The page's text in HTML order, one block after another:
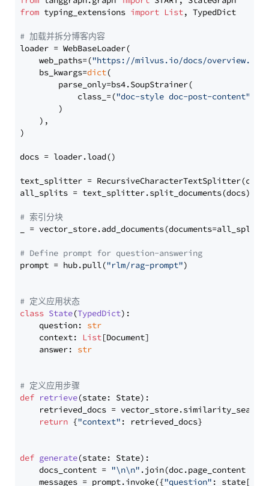
from typing_extensions import List, TypedDict
# 加载并拆分博客内容
loader = WebBaseLoader(
    web_paths=(
"https://milvus.io/docs/overview.md"
    bs_kwargs=
dict(
        parse_only=bs4.SoupStrainer(
            class_=(
"doc-style doc-post-content"
        )
    ),
)
docs = loader.load()
text_splitter =
all_splits = text_splitter.split_documents(docs)
# 索引分块
_ = vector_store.add_documents(documents=all_splits)
# Define prompt for question-answering
prompt = hub.pull("rlm/rag-prompt")
# 定义应用状态
class State(TypedDict):
    question:
str
    context:
List[Document]
    answer:
str
# 定义应用步骤
def retrieve(state: State):
retrieved_docs =
return {"context" : retrieved_docs}
def generate(state: State):
    docs_content =
"\n\n" .join(doc.page_content
    messages = prompt.invoke({
"question" : state[